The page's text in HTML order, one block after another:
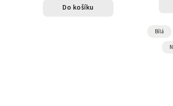
Do košíku
Bílá